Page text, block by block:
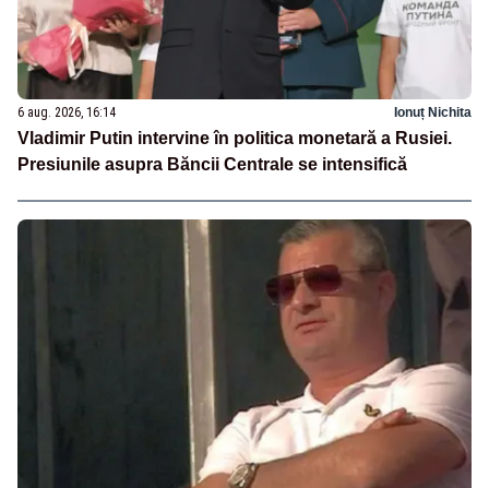
6 aug. 2026, 16:14 Ionuț Nichita
Vladimir Putin intervine în politica monetară a Rusiei.
Presiunile asupra Băncii Centrale se intensifică